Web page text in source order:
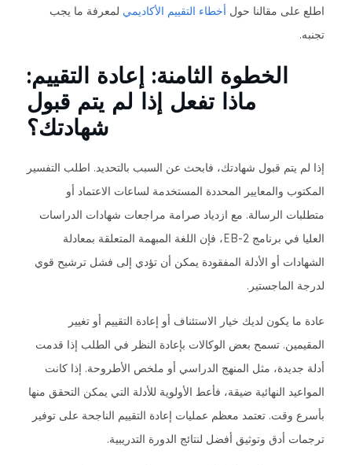
اطلع على مقالنا حول أخطاء التقييم الأكاديمي لمعرفة ما يجب
تجنبه.
الخطوة الثامنة: إعادة التقييم:
ماذا تفعل إذا لم يتم قبول
شهادتك؟
إذا لم يتم قبول شهادتك، فابحث عن السبب بالتحديد. اطلب التفسير
المكتوب والمعايير المحددة المستخدمة لساعات الاعتماد أو
متطلبات الرسالة. مع ازدياد صرامة مراجعات شهادات الدراسات
العليا في برنامج EB-2، فإن اللغة المبهمة المتعلقة بمعادلة
الشهادات أو الأدلة المفقودة يمكن أن تؤدي إلى فشل ترشيح قوي
لدرجة الماجستير.
عادة ما يكون لديك خيار الاستئناف أو إعادة التقييم أو تغيير
المقيمين. تسمح بعض الوكالات بإعادة النظر في الطلب إذا قدمت
أدلة جديدة، مثل المنهج الدراسي أو ملخص الأطروحة. إذا كانت
المواعيد النهائية ضيقة، فأعط الأولوية للأدلة التي يمكن التحقق منها
بأسرع وقت. تعتمد معظم عمليات إعادة التقييم الناجحة على توفير
ترجمات أدق وتوثيق أفضل لنتائج الدورة التدريبية.